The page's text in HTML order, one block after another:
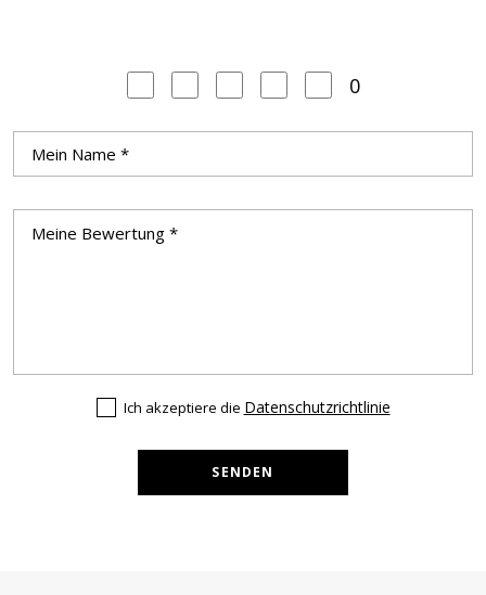
0
Ich akzeptiere die Datenschutzrichtlinie
SENDEN